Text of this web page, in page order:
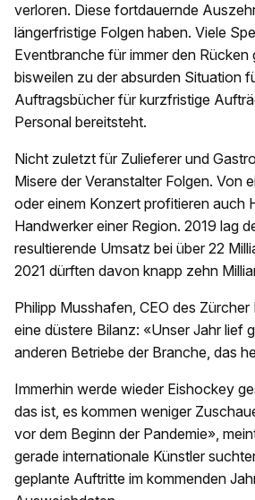
verloren. Diese fortdauernde
längerfristige Folgen haben. Viele
Eventbranche für immer den Rücken
bisweilen zu der absurden Situation
Auftragsbücher für kurzfristige
Personal bereitsteht.
Nicht zuletzt für Zulieferer und
Misere der Veranstalter Folgen. Von
oder einem Konzert profitieren auch
Handwerker einer Region. 2019 lag
resultierende Umsatz bei über 22
2021 dürften davon knapp zehn
Philipp Musshafen, CEO des
eine düstere Bilanz: «Unser Jahr lief
anderen Betriebe der Branche, das
Immerhin werde wieder Eishockey
das ist, es kommen weniger
vor dem Beginn der Pandemie»,
gerade internationale Künstler
geplante Auftritte im kommenden